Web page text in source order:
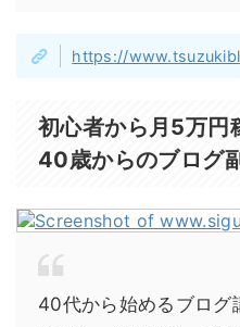
https://
初心者から月5万円
40歳からのブログ
40代から始めるブログ